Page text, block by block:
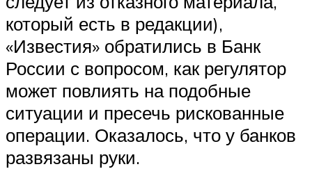
который есть в редакции),
«Известия» обратились в Банк
России с вопросом, как регулятор
может повлиять на подобные
ситуации и пресечь рискованные
операции. Оказалось, что у банков
развязаны руки.